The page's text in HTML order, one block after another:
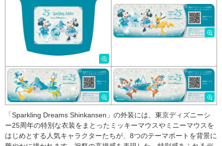
「Sparkling Dreams Shinkansen」の外装には、東京ディズニーシ
ー25周年の特別な衣装をまとったミッキーマウスやミニーマウスを
はじめとする人気キャラクターたちが、8つのテーマポートを背景に